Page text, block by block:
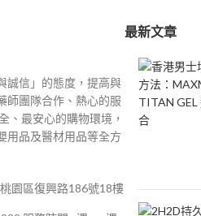
誠信」的態度，提高與
師團隊合作、熱心的服
、最安心的購物環境，
用品及醫材用品等全方
園區復興路186號18樓
最新文章